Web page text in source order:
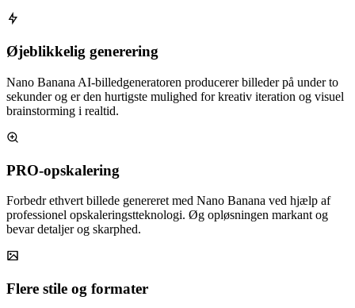
Øjeblikkelig generering
Nano Banana AI-billedgeneratoren producerer billeder på under to
sekunder og er den hurtigste mulighed for kreativ iteration og visuel
brainstorming i realtid.
PRO-opskalering
Forbedr ethvert billede genereret med Nano Banana ved hjælp af
professionel opskaleringstteknologi. Øg opløsningen markant og
bevar detaljer og skarphed.
Flere stile og formater